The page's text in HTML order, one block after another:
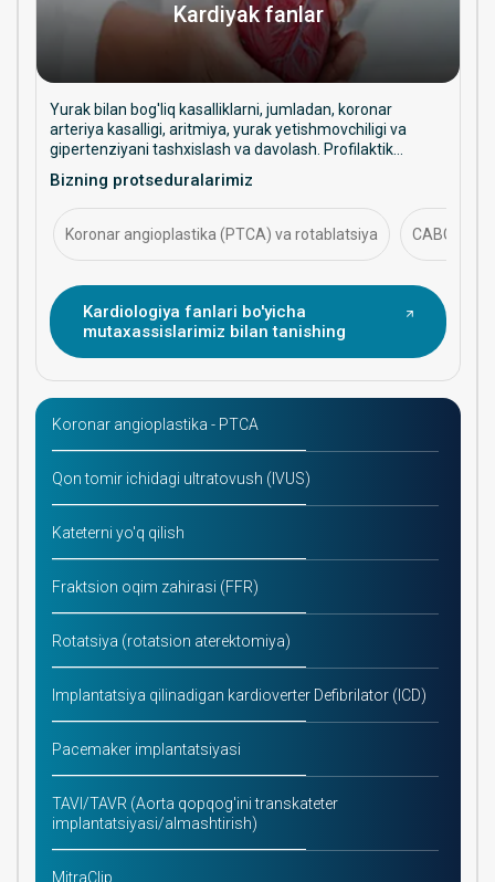
Kardiyak fanlar
Yurak bilan bog'liq kasalliklarni, jumladan, koronar
arteriya kasalligi, aritmiya, yurak yetishmovchiligi va
gipertenziyani tashxislash va davolash. Profilaktik
salomatligini boshqarishga qaratilgan.
Bizning protseduralarimiz
Koronar angioplastika (PTCA) va rotablatsiya CABG
Kardiologiya fanlari bo'yicha
mutaxassislarimiz bilan tanishing
Koronar angioplastika - PTCA
Qon tomir ichidagi ultratovush (IVUS)
Kateterni yo'q qilish
Fraktsion oqim zahirasi (FFR)
Rotatsiya (rotatsion aterektomiya)
Implantatsiya qilinadigan kardioverter Defibrilator (ICD)
Pacemaker implantatsiyasi
TAVI/TAVR (Aorta qopqog'ini transkateter
implantatsiyasi/almashtirish)
MitraClip